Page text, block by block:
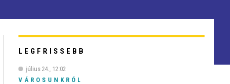
LEGFRISSEBB
július 24., 12:02
VÁROSUNKRÓL